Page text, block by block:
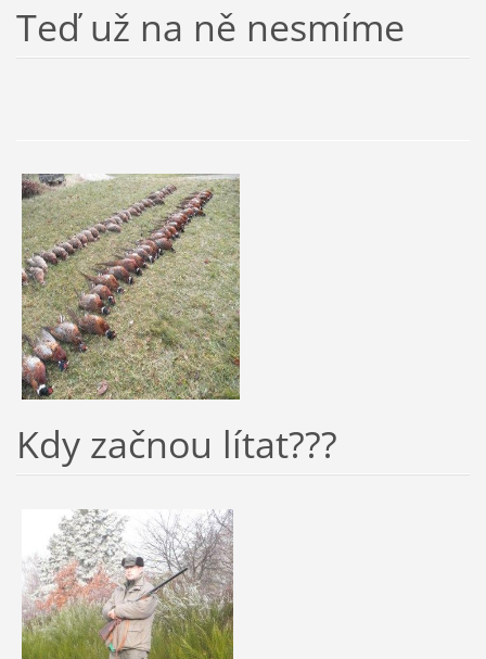
Teď už na ně nesmíme
Kdy začnou lítat???